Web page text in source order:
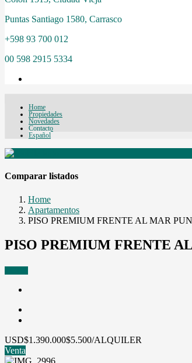
Puntas Santiago 1580, Carrasco
+598 93 700 012
00 598 2915 5334
Home
Propiedades
Novedades
Contacto
Español
Comparar listados
Home
Apartamentos
PISO PREMIUM FRENTE AL MAR
PISO PREMIUM FRENTE
USD$1.390.000$5.500/ALQUILER
Venta